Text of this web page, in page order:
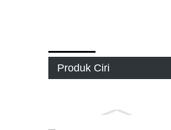
Produk Ciri